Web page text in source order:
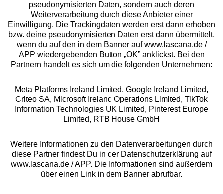
Über uns
Rechtliches
Alle Preise inkl. MwSt., zzgl.
Versandkosten
** Bonität vorausgesetzt, berechtigt zur Bonitätsprüfung
pseudonymisierten Daten, sondern auch deren
Weiterverarbeitung durch diese Anbieter einer
Einwilligung. Die Trackingdaten werden erst dann erhoben
bzw. deine pseudonymisierten Daten erst dann übermittelt,
wenn du auf den in dem Banner auf www.lascana.de /
APP wiedergebenden Button „OK” anklickst. Bei den
Partnern handelt es sich um die folgenden Unternehmen:
Meta Platforms Ireland Limited, Google Ireland Limited,
Criteo SA, Microsoft Ireland Operations Limited, TikTok
Information Technologies UK Limited, Pinterest Europe
Limited, RTB House GmbH
Weitere Informationen zu den Datenverarbeitungen durch
diese Partner findest Du in der Datenschutzerklärung auf
www.lascana.de / APP. Die Informationen sind außerdem
über einen Link in dem Banner abrufbar.